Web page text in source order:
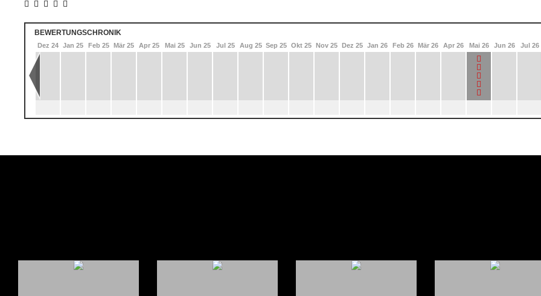
BEWERTUNGSCHRONIK
Dez 24 Jan 25 Feb 25 Mär 25 Apr 25 Mai 25 Jun 25 Jul 25 Aug 25 Sep 25 Okt 25 Nov 25 Dez 25 Jan 26 Feb 26 Mär 26 Apr 26 Mai 26 Jun 26 Jul 26